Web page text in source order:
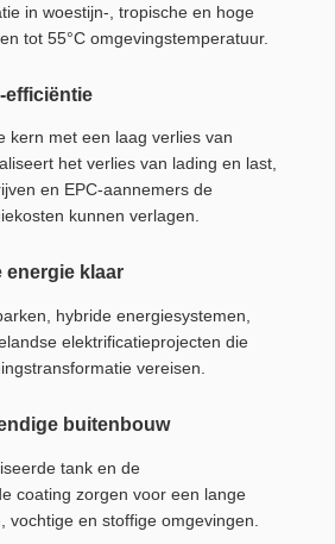
in woestijn-, tropische en hoge
tot 55°C omgevingstemperatuur.
efficiëntie
kern met een laag verlies van
het verlies van lading en last,
en EPC-aannemers de
kunnen verlagen.
energie klaar
hybride energiesystemen,
elektrificatieprojecten die
vereisen.
buitenbouw
tank en de
coating zorgen voor een lange
vochtige en stoffige omgevingen.